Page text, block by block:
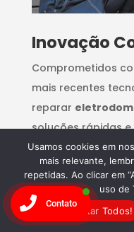
Inovação
Comprometidos
mais recentes
reparar
soluções rápidas
problema.
Usamos cookies em
mais relevante,
repetidas. Ao clicar em
uso de
Aceitar Todos!
Contato